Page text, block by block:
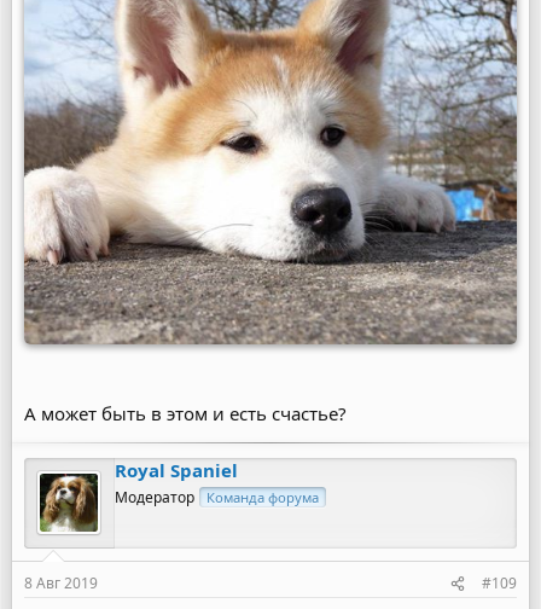
А может быть в этом и есть счастье?
Royal Spaniel
Модератор Команда форума
8 Авг 2019 #109